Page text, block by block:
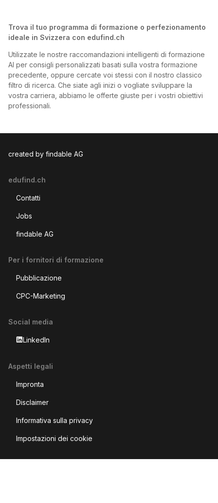
Trova il tuo programma di formazione o perfezionamento
ideale in Svizzera con edufind.ch
Utilizzate le nostre raccomandazioni intelligenti di formazione
AI per consigli personalizzati basati sulla vostra formazione
precedente, oppure cercate voi stessi con il nostro classico
filtro di ricerca. Che siate agli inizi o vogliate sviluppare la
vostra carriera, abbiamo le offerte giuste per i vostri obiettivi
professionali.
created by findable AG
edufind.ch
Contatti
Jobs
findable AG
Per i fornitori di formazione
Pubblicazione
CPC-Marketing
Social media
LinkedIn
Aspetti legali
Impronta
Disclaimer
Informativa sulla privacy
Impostazioni dei cookie